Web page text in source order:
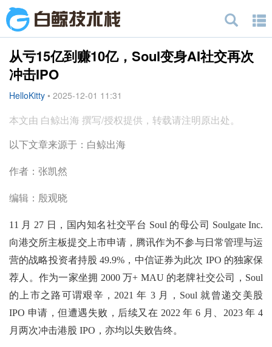
从亏15亿到赚10亿，Soul变身AI社交再次
冲击IPO
HelloKitty • 2025-12-01 11:31
本文由 白鲸出海 撰写/授权提供，转载请注明原出处。
以下文章来源于：白鲸出海
作者：张凯然
编辑：殷观晓
11 月 27 日，国内知名社交平台 Soul 的母公司 Soulgate Inc.
向港交所主板提交上市申请，腾讯作为不参与日常管理与运
营的战略投资者持股 49.9%，中信证券为此次 IPO 的独家保
荐人。作为一家坐拥 2000 万+ MAU 的老牌社交公司，Soul
的上市之路可谓艰辛，2021 年 3 月，Soul 就曾递交美股
IPO 申请，但遭遇失败，后续又在 2022 年 6 月、2023 年 4
月两次冲击港股 IPO，亦均以失败告终。